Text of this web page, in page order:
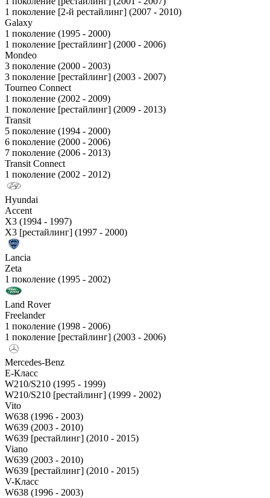
1 поколение [2-й рестайлинг] (2007 - 2010)
Galaxy
1 поколение (1995 - 2000)
1 поколение [рестайлинг] (2000 - 2006)
Mondeo
3 поколение (2000 - 2003)
3 поколение [рестайлинг] (2003 - 2007)
Tourneo Connect
1 поколение (2002 - 2009)
1 поколение [рестайлинг] (2009 - 2013)
Transit
5 поколение (1994 - 2000)
6 поколение (2000 - 2006)
7 поколение (2006 - 2013)
Transit Connect
1 поколение (2002 - 2012)
Hyundai
Accent
X3 (1994 - 1997)
X3 [рестайлинг] (1997 - 2000)
Lancia
Zeta
1 поколение (1995 - 2002)
Land Rover
Freelander
1 поколение (1998 - 2006)
1 поколение [рестайлинг] (2003 - 2006)
Mercedes-Benz
E-Класс
W210/S210 (1995 - 1999)
W210/S210 [рестайлинг] (1999 - 2002)
Vito
W638 (1996 - 2003)
W639 (2003 - 2010)
W639 [рестайлинг] (2010 - 2015)
Viano
W639 (2003 - 2010)
W639 [рестайлинг] (2010 - 2015)
V-Класс
W638 (1996 - 2003)